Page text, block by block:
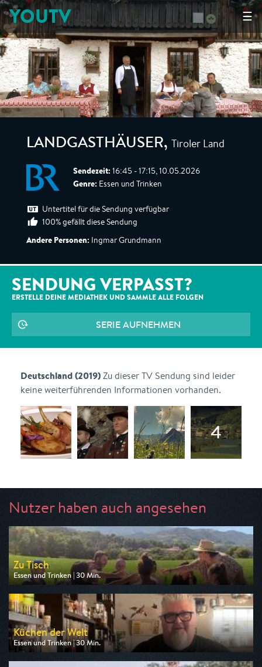
☰
YOUTV
LANDGASTHÄUSER, Tiroler Land
Sendezeit: 16:45 - 17:15, 10.05.2026
Genre: Essen und Trinken
Untertitel für die Sendung verfügbar
100% gefällt diese Sendung
Andere Personen: Ingmar Grundmann
SENDUNG VERPASST?
ERSTELLE DEINE MEDIATHEK UND SAMMLE ALLE FOLGEN
SERIE AUFNEHMEN
Deutschland (2019)Zu dieser TV Sendung sind leider
keine weiterführenden Informationen vorhanden.
Nutzer haben auch angesehen
Zu Tisch
Essen und Trinken | 30 Min.
Ausgestrahlt von arte
am 09.08.2026, 18:40
Küchen der Welt
Essen und Trinken | 30 Min.
Ausgestrahlt von arte
am 10.08.2026, 11:55